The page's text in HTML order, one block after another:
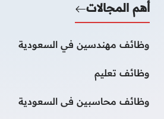
أهم المجالات
وظائف مهندسين في السعودية
وظائف تعليم
وظائف محاسبين فى السعودية